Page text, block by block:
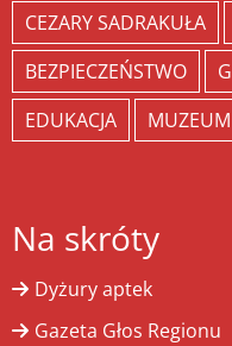
CEZARY SADRAKUŁA
BEZPIECZEŃSTWO
EDUKACJA
Na skróty
Dyżury aptek
Gazeta Głos Regionu